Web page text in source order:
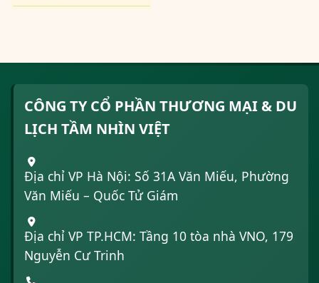
CÔNG TY CỔ PHẦN THƯƠNG MẠI & DU
LỊCH TẦM NHÌN VIỆT
Địa chỉ VP Hà Nội: Số 31A Văn Miếu, Phường
Văn Miếu – Quốc Tử Giám
Địa chỉ VP TP.HCM: Tầng 10 tòa nhà VNO, 179
Nguyễn Cư Trinh